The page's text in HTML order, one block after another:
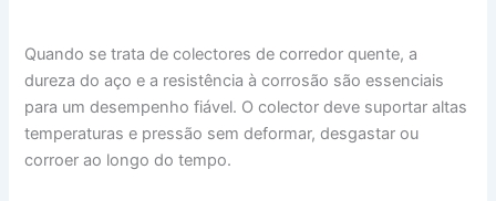
Quando se trata de colectores de corredor quente, a
dureza do aço e a resistência à corrosão são essenciais
para um desempenho fiável. O colector deve suportar altas
temperaturas e pressão sem deformar, desgastar ou
corroer ao longo do tempo.